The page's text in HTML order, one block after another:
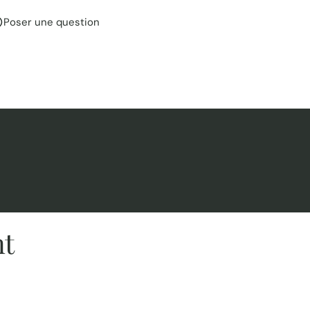
Poser une question